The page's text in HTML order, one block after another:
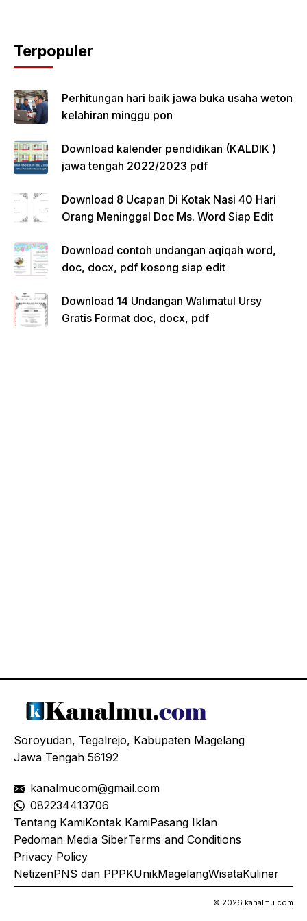
Terpopuler
Perhitungan hari baik jawa buka usaha weton
kelahiran minggu pon
Download kalender pendidikan (KALDIK )
jawa tengah 2022/2023 pdf
Download 8 Ucapan Di Kotak Nasi 40 Hari
Orang Meninggal Doc Ms. Word Siap Edit
Download contoh undangan aqiqah word,
doc, docx, pdf kosong siap edit
Download 14 Undangan Walimatul Ursy
Gratis Format doc, docx, pdf
Soroyudan, Tegalrejo, Kabupaten Magelang
Jawa Tengah 56192
kanalmucom@gmail.com
082234413706
Tentang KamiKontak KamiPasang Iklan
Pedoman Media SiberTerms and Conditions
Privacy Policy
NetizenPNS dan PPPKUnikMagelangWisataKuliner
© 2026 kanalmu.com